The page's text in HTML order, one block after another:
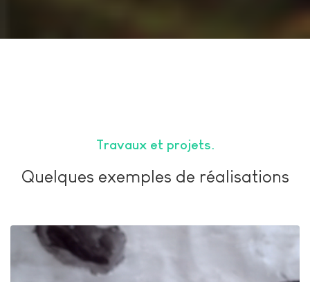
Travaux et projets
Quelques exemples de réalisations